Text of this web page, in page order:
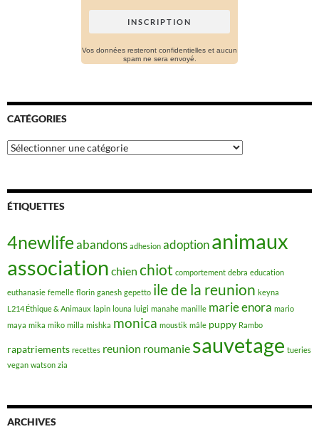
Vos données resteront confidentielles et aucun
spam ne sera envoyé.
CATÉGORIES
Catégories
ÉTIQUETTES
4newlifeabandons adhesion adoptionanimaux
association chien chiot comportement debra education
euthanasie femelle florin ganesh gepetto ile de la reunion keyna
L214 Éthique & Animaux lapin louna luigi manahe manille marie enora mario
maya mika miko milla mishka monica moustik mâle puppy Rambo
rapatriements recettes reunion roumanie sauvetage tueries
vegan watson zia
ARCHIVES